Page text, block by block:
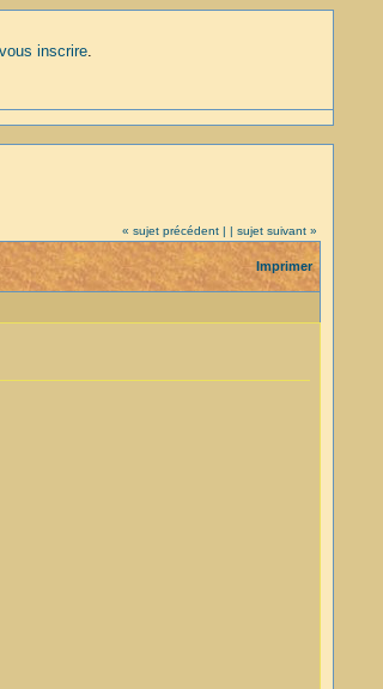
vous inscrire.
« sujet précédent | | sujet suivant »
Imprimer